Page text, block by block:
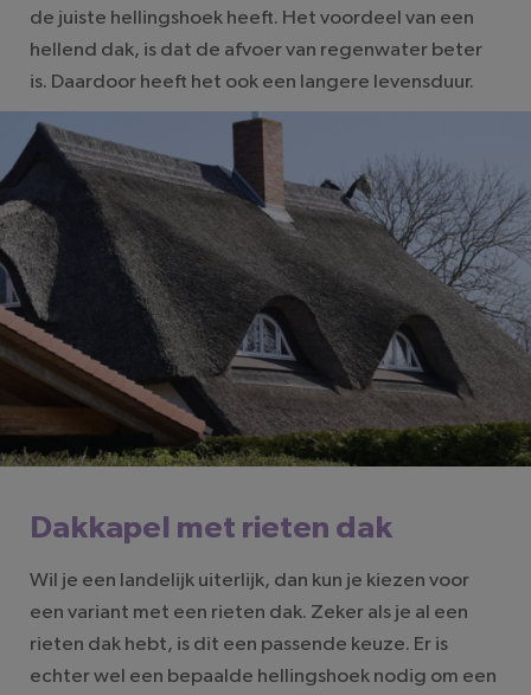
de juiste hellingshoek heeft. Het voordeel van een
hellend dak, is dat de afvoer van regenwater beter
is. Daardoor heeft het ook een langere levensduur.
Dakkapel met rieten dak
Wil je een landelijk uiterlijk, dan kun je kiezen voor
een variant met een rieten dak. Zeker als je al een
rieten dak hebt, is dit een passende keuze. Er is
echter wel een bepaalde hellingshoek nodig om een